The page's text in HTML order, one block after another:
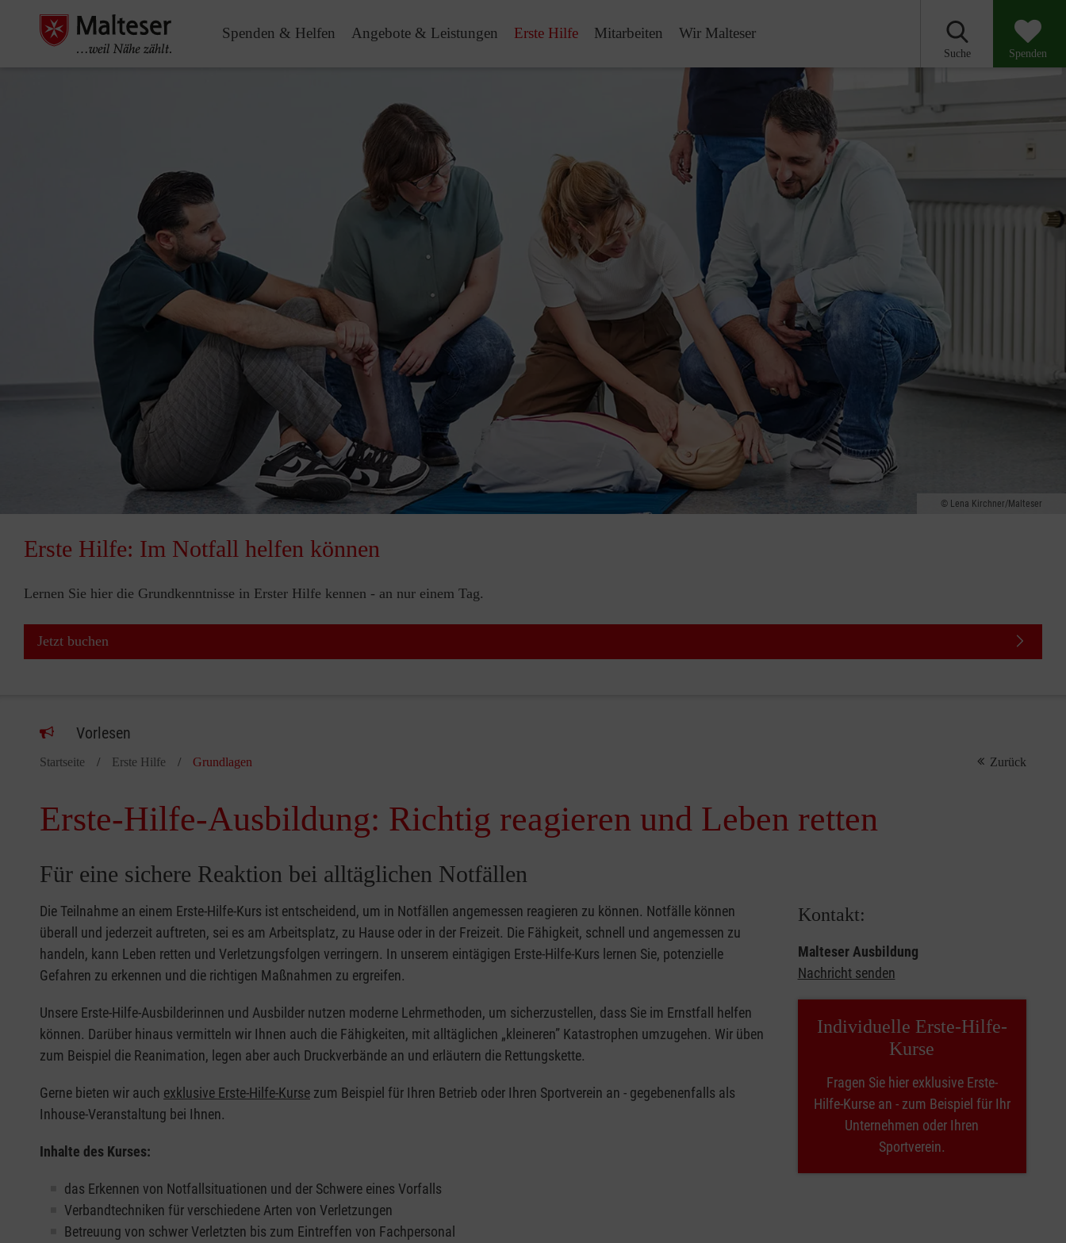
Spenden & Helfen Angebote & Leistungen Erste Hilfe Mitarbeiten Wir Malteser
Suche Spenden
Lena Kirchner/Malteser
Erste Hilfe: Im Notfall helfen können
Lernen Sie hier die Grundkenntnisse in Erster Hilfe kennen - an nur einem Tag.
Jetzt buchen
Vorlesen
Startseite Erste Hilfe Grundlagen Zurück
Erste-Hilfe-Ausbildung: Richtig reagieren und Leben retten
Für eine sichere Reaktion bei alltäglichen Notfällen
Die Teilnahme an einem Erste-Hilfe-Kurs ist entscheidend, um in Notfällen angemessen reagieren zu können. Notfälle können
überall und jederzeit auftreten, sei es am Arbeitsplatz, zu Hause oder in der Freizeit. Die Fähigkeit, schnell und angemessen zu
handeln, kann Leben retten und Verletzungsfolgen verringern. In unserem eintägigen Erste-Hilfe-Kurs lernen Sie, potenzielle
Gefahren zu erkennen und die richtigen Maßnahmen zu ergreifen.
Unsere Erste-Hilfe-Ausbilderinnen und Ausbilder nutzen moderne Lehrmethoden, um sicherzustellen, dass Sie im Ernstfall helfen
können. Darüber hinaus vermitteln wir Ihnen auch die Fähigkeiten, mit alltäglichen „kleineren” Katastrophen umzugehen. Wir üben
zum Beispiel die Reanimation, legen aber auch Druckverbände an und erläutern die Rettungskette.
Gerne bieten wir auch exklusive Erste-Hilfe-Kurse zum Beispiel für Ihren Betrieb oder Ihren Sportverein an - gegebenenfalls als
Inhouse-Veranstaltung bei Ihnen.
Inhalte des Kurses:
das Erkennen von Notfallsituationen und der Schwere eines Vorfalls
Verbandtechniken für verschiedene Arten von Verletzungen
Betreuung von schwer Verletzten bis zum Eintreffen von Fachpersonal
Kontakt:
Malteser Ausbildung
Nachricht senden
Individuelle Erste-Hilfe-
Kurse
Fragen Sie hier exklusive Erste-
Hilfe-Kurse an - zum Beispiel für Ihr
Unternehmen oder Ihren
Sportverein.